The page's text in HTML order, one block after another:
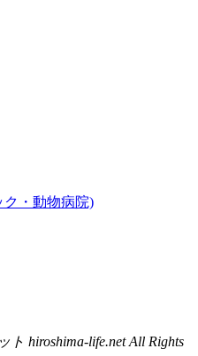
・動物病院)
hiroshima-life.net All Rights